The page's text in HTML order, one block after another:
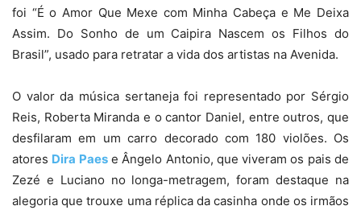
foi “É o Amor Que Mexe com Minha Cabeça e Me Deixa
Assim. Do Sonho de um Caipira Nascem os Filhos do
Brasil”, usado para retratar a vida dos artistas na Avenida.
O valor da música sertaneja foi representado por Sérgio
Reis, Roberta Miranda e o cantor Daniel, entre outros, que
desfilaram em um carro decorado com 180 violões. Os
atores Dira Paese Ângelo Antonio, que viveram os pais de
Zezé e Luciano no longa-metragem, foram destaque na
alegoria que trouxe uma réplica da casinha onde os irmãos